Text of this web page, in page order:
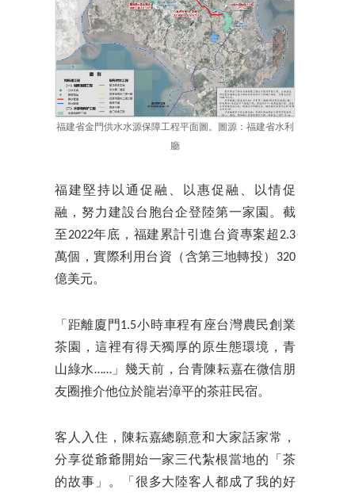
福建省金門供水水源保障工程平面圖。圖源：福建省水利
廳
福建堅持以通促融、以惠促融、以情促
融，努力建設台胞台企登陸第一家園。截
至2022年底，福建累計引進台資專案超2.3
萬個，實際利用台資（含第三地轉投）320
億美元。
「距離廈門1.5小時車程有座台灣農民創業
茶園，這裡有得天獨厚的原生態環境，青
山綠水……」幾天前，台青陳耘嘉在微信朋
友圈推介他位於龍岩漳平的茶莊民宿。
客人入住，陳耘嘉總願意和大家話家常，
分享從爺爺開始一家三代紮根當地的「茶
的故事」。「很多大陸客人都成了我的好